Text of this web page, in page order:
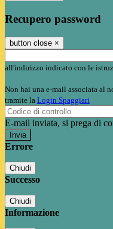
Recupero password
button close ×
all'indirizzo indicato con le
Non hai una e-mail associata al
tramite la Login Spaggiari
E-mail inviata, si prega di
Errore
Chiudi
Successo
Chiudi
Informazione